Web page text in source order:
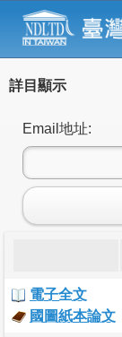
詳目顯示
Email地址:
電子全文
國圖紙本論文